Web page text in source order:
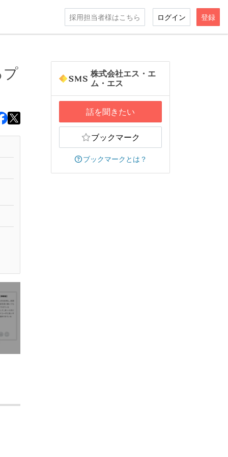
採用担当者様はこちら ログイン 登録
プ
株式会社エス・エ
ム・エス
話を聞きたい
ブックマーク
ブックマークとは？